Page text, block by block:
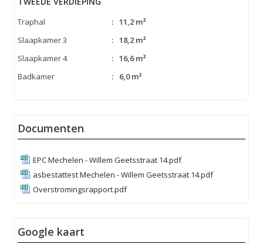
Traphal : 11,2 m²
Slaapkamer 3
: 18,2 m²
Slaapkamer 4
: 16,6 m²
Badkamer
: 6,0 m²
Documenten
EPC Mechelen - Willem Geetsstraat 14.pdf
asbestattest Mechelen - Willem Geetsstraat 14.pdf
Overstromingsrapport.pdf
Google kaart